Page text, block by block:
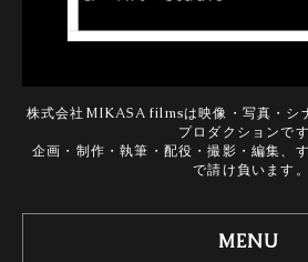
株式会社MIKASA filmsは映像・写真・シ
プロダクションです
企画・制作・執筆・配役・撮影・編集、
で請け負います。
MENU